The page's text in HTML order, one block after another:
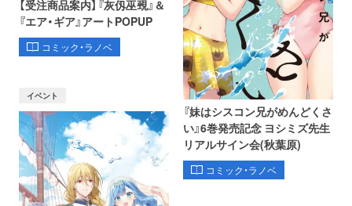
【受注商品案内】『灰仭巫覡』＆
『エア・ギア』アートPOPUP
コミック・ラノベ
『妹はシスコン兄がめんどくさ
い』6巻発売記念 ヨシミズ先生
リアルサイン会(秋葉原)
コミック・ラノベ
イベント